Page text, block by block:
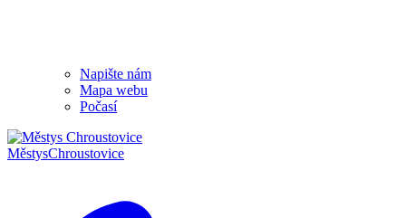
Napište nám
Mapa webu
Počasí
MěstysChroustovice